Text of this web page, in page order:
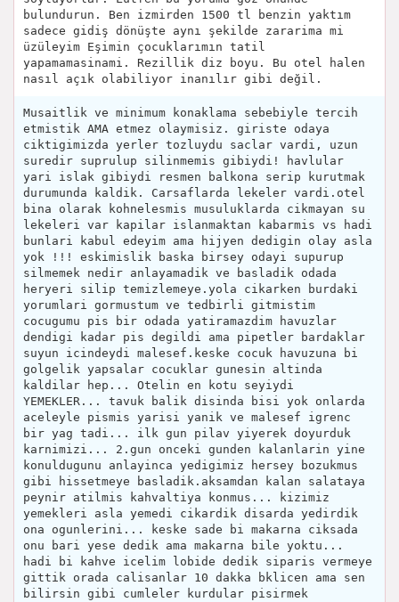
bulundurun. Ben izmirden 1500 tl benzin yaktım
sadece gidiş dönüşte aynı şekilde zararima mi
üzüleyim Eşimin çocuklarımın tatil
yapamamasinami. Rezillik diz boyu. Bu otel halen
nasıl açık olabiliyor inanılır gibi değil.
Musaitlik ve minimum konaklama sebebiyle tercih
etmistik AMA etmez olaymisiz. giriste odaya
ciktigimizda yerler tozluydu saclar vardi, uzun
suredir suprulup silinmemis gibiydi! havlular
yari islak gibiydi resmen balkona serip kurutmak
durumunda kaldik. Carsaflarda lekeler vardi.otel
bina olarak kohnelesmis musuluklarda cikmayan su
lekeleri var kapilar islanmaktan kabarmis vs hadi
bunlari kabul edeyim ama hijyen dedigin olay asla
yok !!! eskimislik baska birsey odayi supurup
silmemek nedir anlayamadik ve basladik odada
heryeri silip temizlemeye.yola cikarken burdaki
yorumlari gormustum ve tedbirli gitmistim
cocugumu pis bir odada yatiramazdim havuzlar
dendigi kadar pis degildi ama pipetler bardaklar
suyun icindeydi malesef.keske cocuk havuzuna bi
golgelik yapsalar cocuklar gunesin altinda
kaldilar hep... Otelin en kotu seyiydi
YEMEKLER... tavuk balik disinda bisi yok onlarda
aceleyle pismis yarisi yanik ve malesef igrenc
bir yag tadi... ilk gun pilav yiyerek doyurduk
karnimizi... 2.gun onceki gunden kalanlarin yine
konuldugunu anlayinca yedigimiz hersey bozukmus
gibi hissetmeye basladik.aksamdan kalan salataya
peynir atilmis kahvaltiya konmus... kizimiz
yemekleri asla yemedi cikardik disarda yedirdik
ona ogunlerini... keske sade bi makarna ciksada
onu bari yese dedik ama makarna bile yoktu...
hadi bi kahve icelim lobide dedik siparis vermeye
gittik orada calisanlar 10 dakka bklicen ama sen
bilirsin gibi cumleler kurdular pisirmek